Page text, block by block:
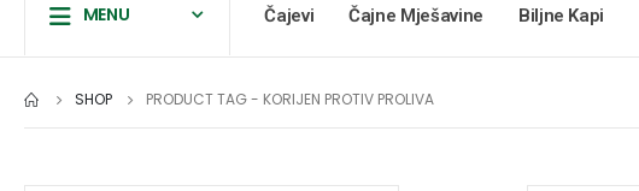
MENU Čajevi Čajne Mješavine Biljne Kapi
SHOP PRODUCT TAG - KORIJEN PROTIV PROLIVA